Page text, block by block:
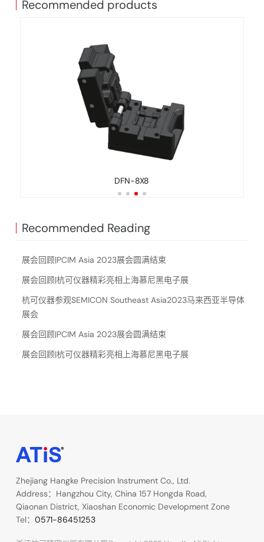
Recommended products
DFN-8X8
Recommended Reading
展会回顾|PCIM Asia 2023展会圆满结束
展会回顾|杭可仪器精彩亮相上海慕尼黑电子展
杭可仪器参观SEMICON Southeast Asia2023马来西亚半导体
展会
展会回顾|PCIM Asia 2023展会圆满结束
展会回顾|杭可仪器精彩亮相上海慕尼黑电子展
Zhejiang Hangke Precision Instrument Co., Ltd.
Address：Hangzhou City, China 157 Hongda Road,
Qiaonan District, Xiaoshan Economic Development Zone
Tel： 0571-86451253